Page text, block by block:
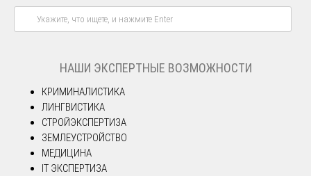
НАШИ ЭКСПЕРТНЫЕ ВОЗМОЖНОСТИ
КРИМИНАЛИСТИКА
ЛИНГВИСТИКА
СТРОЙЭКСПЕРТИЗА
ЗЕМЛЕУСТРОЙСТВО
МЕДИЦИНА
IT ЭКСПЕРТИЗА